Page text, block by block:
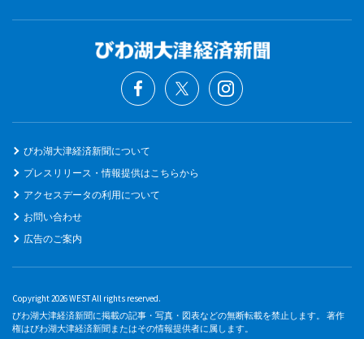
びわ湖大津経済新聞について
プレスリリース・情報提供はこちらから
アクセスデータの利用について
お問い合わせ
広告のご案内
Copyright 2026 WEST All rights reserved.
びわ湖大津経済新聞に掲載の記事・写真・図表などの無断転載を禁止します。 著作
権はびわ湖大津経済新聞またはその情報提供者に属します。